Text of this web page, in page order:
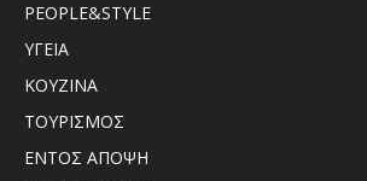
PEOPLE&STYLE
ΥΓΕΙΑ
ΚΟΥΖΙΝΑ
ΤΟΥΡΙΣΜΟΣ
ΕΝΤΟΣ ΑΠΟΨΗ